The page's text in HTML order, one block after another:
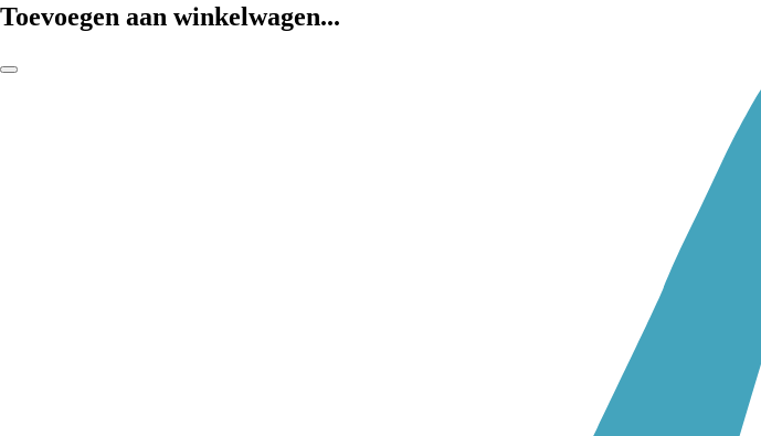
Toevoegen aan winkelwagen...